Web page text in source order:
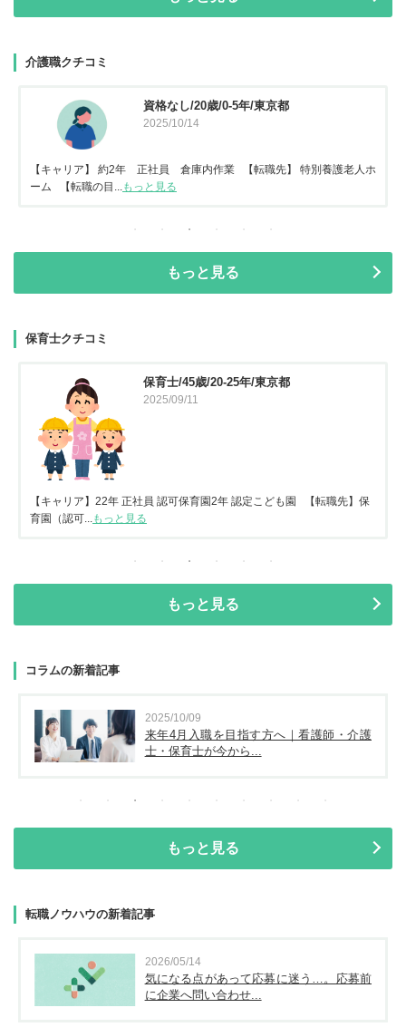
介護職クチコミ
資格なし/20歳/0-5年/東京都
2025/10/14
【キャリア】 約2年 正社員 倉庫内作業 【転職先】 特別養護老人ホ
ーム 【転職の目...もっと見る
もっと見る
保育士クチコミ
保育士/45歳/20-25年/東京都
2025/09/11
【キャリア】22年 正社員 認可保育園2年 認定こども園 【転職先】保
育園（認可...もっと見る
もっと見る
コラムの新着記事
2025/10/09
来年4月入職を目指す方へ｜看護師・介護
士・保育士が今から...
もっと見る
転職ノウハウの新着記事
2026/05/14
気になる点があって応募に迷う…。応募前
に企業へ問い合わせ...